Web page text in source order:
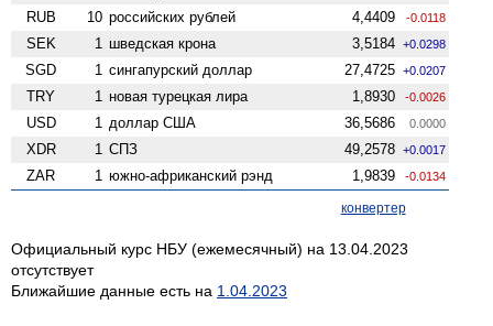
RUB 10 российских рублей 4,4409 -0.0118
SEK 1 шведская крона 3,5184 +0.0298
SGD 1 сингапурский доллар 27,4725 +0.0207
TRY 1 новая турецкая лира 1,8930 -0.0026
USD 1 доллар США 36,5686 0.0000
XDR 1 СПЗ 49,2578 +0.0017
ZAR 1 южно-африканский рэнд 1,9839 -0.0134
конвертер
Официальный курс НБУ (ежемесячный) на 13.04.2023
отсутствует
Ближайшие данные есть на 1.04.2023